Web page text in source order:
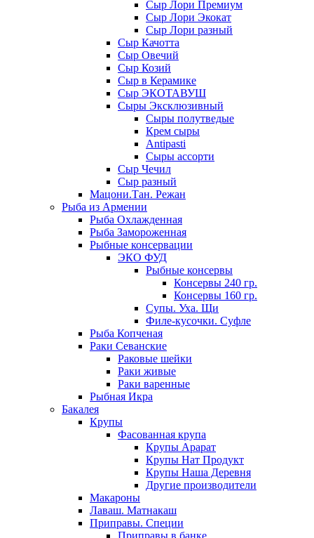
Сыр Лори Премиум
Сыр Лори Экокат
Сыр Лори разный
Сыр Качотта
Сыр Овечий
Сыр Козий
Сыр в Керамике
Сыр ЭКОТАВУШ
Сыры Эксклюзивный
Сыры полутведые
Крем сыры
Antipasti
Сыры ассорти
Сыр Чечил
Сыр разный
Мацони.Тан. Режан
Рыба из Армении
Рыба Охлажденная
Рыба Замороженная
Рыбные консервации
ЭКО ФУД
Рыбные консервы
Консервы 240 гр.
Консервы 160 гр.
Супы. Уха. Щи
Филе-кусочки. Суфле
Рыба Копченая
Раки Севанские
Раковые шейки
Раки живые
Раки варенные
Рыбная Икра
Бакалея
Крупы
Фасованная крупа
Крупы Арарат
Крупы Нат Продукт
Крупы Наша Деревня
Другие производители
Макароны
Лаваш. Матнакаш
Приправы. Специи
Приправы в банке